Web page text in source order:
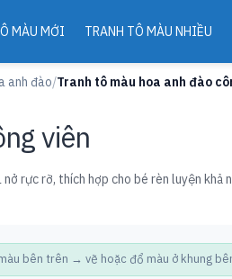
MÀU MỚI TRANH TÔ MÀU NHIỀU
anh đào/Tranh tô màu hoa anh đào
viên
rực rỡ, thích hợp cho bé rèn luyện khả
bên trên → vẽ hoặc đổ màu ở khung